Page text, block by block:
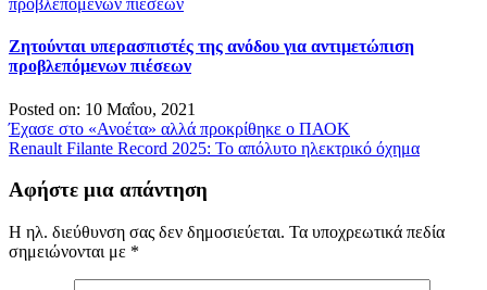
Ζητούνται υπερασπιστές της ανόδου για αντιμετώπιση
προβλεπόμενων πιέσεων
Posted on: 10 Μαΐου, 2021
Πλοήγηση
άρθρων
Έχασε στο «Ανοέτα» αλλά προκρίθηκε ο ΠΑΟΚ
Renault Filante Record 2025: Το απόλυτο ηλεκτρικό όχημα
Αφήστε μια απάντηση
Η ηλ. διεύθυνση σας δεν δημοσιεύεται. Τα υποχρεωτικά πεδία
σημειώνονται με *